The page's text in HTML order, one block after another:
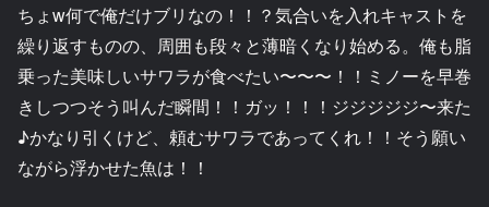
ちょw何で俺だけブリなの！！？気合いを入れキャストを
繰り返すものの、周囲も段々と薄暗くなり始める。俺も脂
乗った美味しいサワラが食べたい〜〜〜！！ミノーを早巻
きしつつそう叫んだ瞬間！！ガッ！！！ジジジジジ〜来た
♪かなり引くけど、頼むサワラであってくれ！！そう願い
ながら浮かせた魚は！！